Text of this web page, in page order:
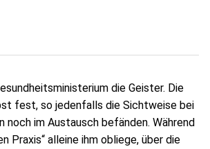
die Geister. Die
fest, so jedenfalls die Sichtweise bei
noch im Austausch befänden. Während
Praxis“ alleine ihm obliege, über die